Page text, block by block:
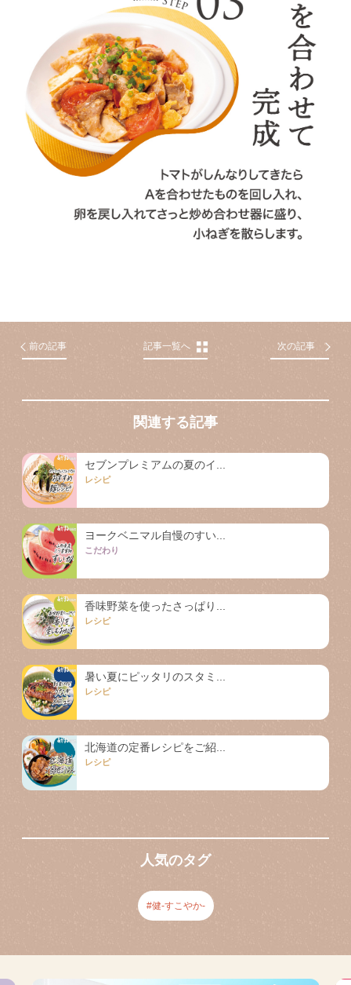
前の記事 記事一覧へ 次の記事
関連する記事
セブンプレミアムの夏のイ...
レシピ
ヨークベニマル自慢のすい...
こだわり
香味野菜を使ったさっぱり...
レシピ
暑い夏にピッタリのスタミ...
レシピ
北海道の定番レシピをご紹...
レシピ
人気のタグ
健-すこやか-